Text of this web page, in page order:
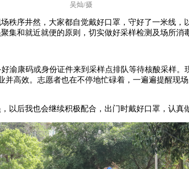
吴灿/摄
秩序井然，大家都自觉戴好口罩，守好了一米线
集和就近就便的原则，切实做好采样检测及场所消
渝康码或身份证件来到采样点排队等待核酸采样
高效。志愿者也在不停地忙碌着，一遍遍提醒现
以后我也会继续积极配合，出门时戴好口罩，认真